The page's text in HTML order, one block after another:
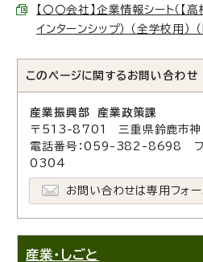
【〇〇会社】企業情報シート（
インターンシップ） （全学校用
このページに関する お問い合わせ
産業振興部 産業政策課
〒513-8701 三重県鈴鹿市神
電話番号：059-382-8698 フ
0304
お問い合わせは専用フォー
産業・しごと